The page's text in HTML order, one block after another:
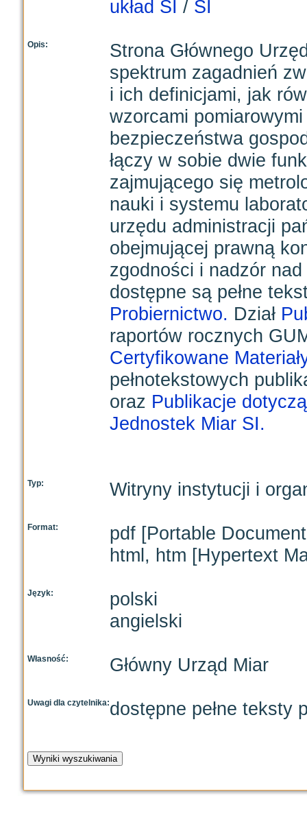
układ SI / SI
Opis:
Strona Głównego
spektrum zagadnień
i ich definicjami, jak
wzorcami
bezpieczeństwa
łączy w sobie dwie
zajmującego się
nauki i systemu
urzędu administracji
obejmującej prawną
zgodności i nadzór
dostępne są pełne
Probiernictwo. Dział
raportów rocznych
Certyfikowane
pełnotekstowych
oraz Publikacje
Jednostek Miar SI.
Typ: Witryny instytucji i
Format:
pdf [Portable
html, htm [Hypertext
Język:
polski
angielski
Własność: Główny Urząd Miar
Uwagi dla czytelnika:dostępne pełne teksty